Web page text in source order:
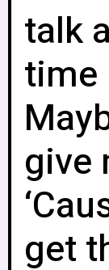
talk
time
give
get